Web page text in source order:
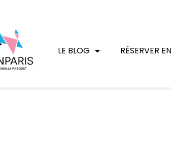
LE BLOG RÉSERVER